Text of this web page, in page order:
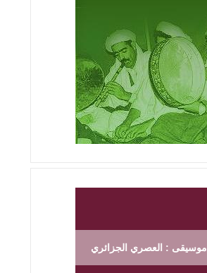
موسيقى : العصري الجزائري